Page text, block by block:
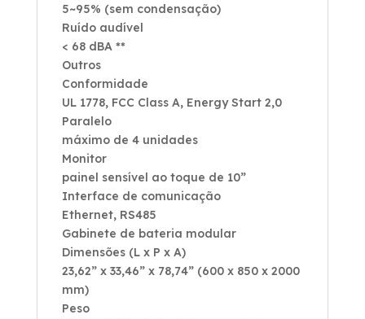
5~95% (sem condensação)
Ruído audível
< 68 dBA **
Outros
Conformidade
UL 1778, FCC Class A, Energy Start 2,0
Paralelo
máximo de 4 unidades
Monitor
painel sensível ao toque de 10”
Interface de comunicação
Ethernet, RS485
Gabinete de bateria modular
Dimensões (L x P x A)
23,62” x 33,46” x 78,74” (600 x 850 x 2000
mm)
Peso